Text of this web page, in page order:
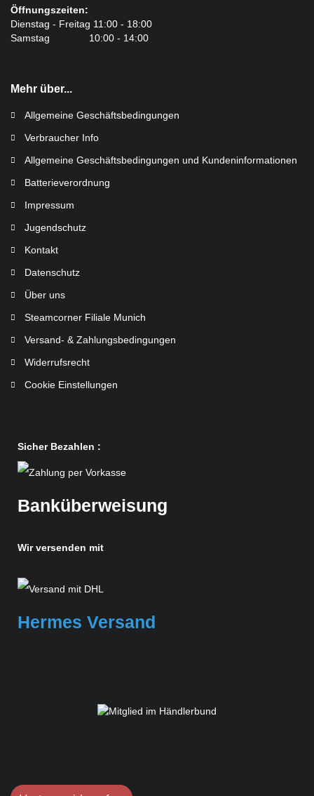
Öffnungszeiten:
Dienstag - Freitag 11:00 - 18:00
Samstag 10:00 - 14:00
Mehr über...
Allgemeine Geschäftsbedingungen
Verbraucher Info
Allgemeine Geschäftsbedingungen und Kundeninformationen
Batterieverordnung
Impressum
Jugendschutz
Kontakt
Datenschutz
Über uns
Steamcorner Filiale Munich
Versand- & Zahlungsbedingungen
Widerrufsrecht
Cookie Einstellungen
Sicher Bezahlen :
Banküberweisung
Wir versenden mit
Hermes Versand